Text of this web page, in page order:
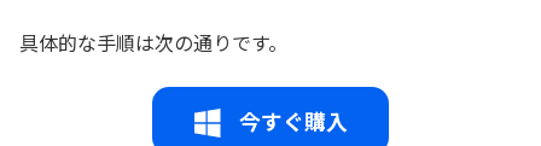
具体的な手順は次の通りです。
今すぐ購入